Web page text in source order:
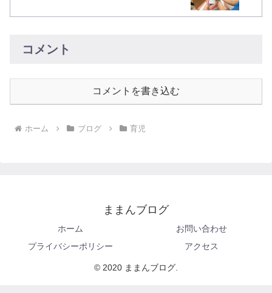
コメント
コメントを書き込む
ホーム ブログ 育児
ままんブログ
ホーム
お問い合わせ
プライバシーポリシー
アクセス
© 2020 ままんブログ.